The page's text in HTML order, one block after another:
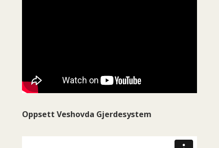
Oppsett Veshovda Gjerdesystem